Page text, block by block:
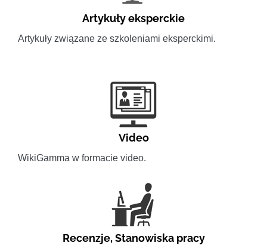
Artykuły eksperckie
Artykuły związane ze szkoleniami eksperckimi.
Video
WikiGamma w formacie video.
Recenzje,Stanowiska pracy